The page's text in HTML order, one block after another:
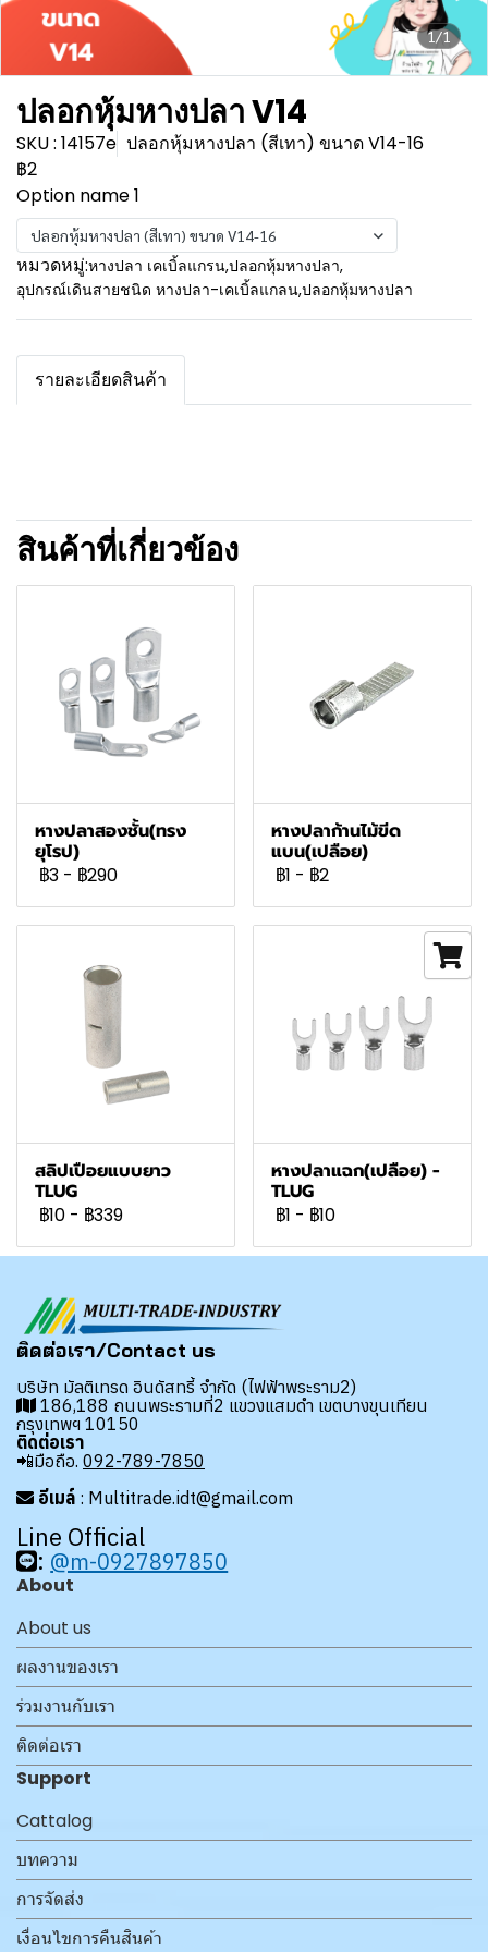
1/1
ปลอกหุ้มหางปลา V14
SKU : 14157e ปลอกหุ้มหางปลา (สีเทา) ขนาด V14-16
฿2
Option name 1
ปลอกหุ้มหางปลา (สีเทา) ขนาด V14-16
หมวดหมู่:หางปลา เคเบิ้ลแกรน,ปลอกหุ้มหางปลา,
อุปกรณ์เดินสายชนิด หางปลา-เคเบิ้ลแกลน,ปลอกหุ้มหางปลา
รายละเอียดสินค้า
สินค้าที่เกี่ยวข้อง
หางปลาสองชั้น(ทรง
ยุโรป)
฿3 - ฿290
หางปลาก้านไม้ขีด
แบน(เปลือย)
฿1 - ฿2
สลิปเปือยแบบยาว
TLUG
฿10 - ฿339
หางปลาแฉก(เปลือย) -
TLUG
฿1 - ฿10
ติดต่อเรา/Contact us
บริษัท มัลติเทรด อินดัสทรี้ จำกัด (ไฟฟ้าพระราม2)
186,188 ถนนพระรามที่2 แขวงแสมดำ เขตบางขุนเทียน
กรุงเทพฯ 10150
ติดต่อเรา
📲มือถือ. 092-789-7850
อีเมล์ : Multitrade.idt@gmail.com
Line Official
: @m-0927897850
About
About us
ผลงานของเรา
ร่วมงานกับเรา
ติดต่อเรา
Support
Cattalog
บทความ
การจัดส่ง
เงื่อนไขการคืนสินค้า